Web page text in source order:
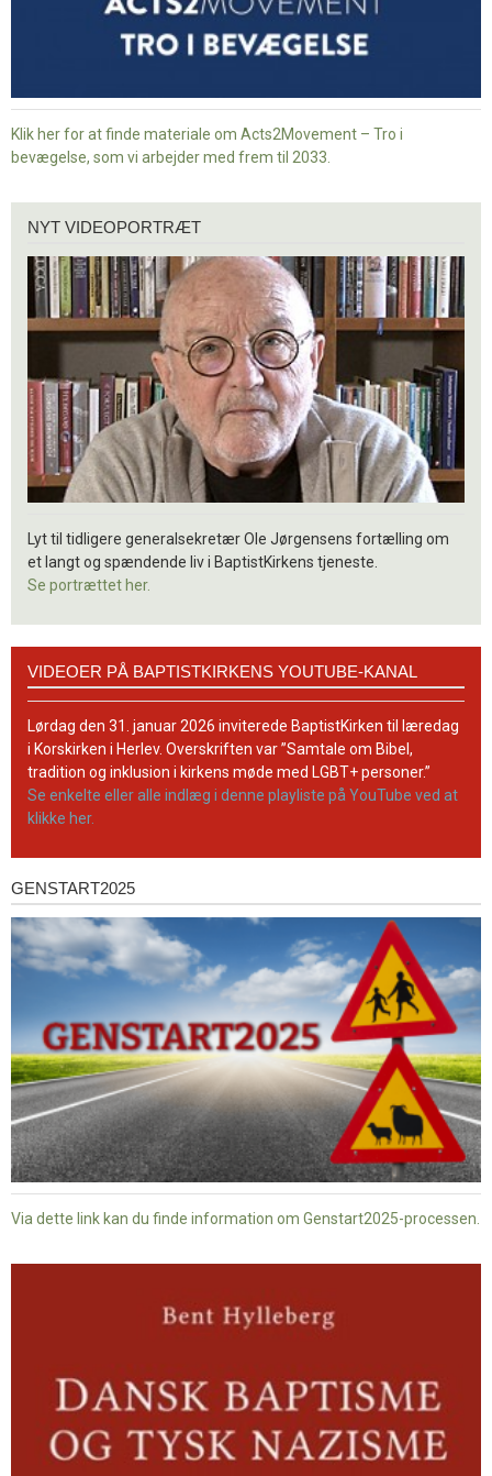
Klik her for at finde materiale om Acts2Movement – Tro i
bevægelse, som vi arbejder med frem til 2033.
videoportræt
NYT VIDEOPORTRÆT
Lyt til tidligere generalsekretær Ole Jørgensens fortælling om
et langt og spændende liv i BaptistKirkens tjeneste.
Se portrættet her.
BaptistKirkens
YouTube-
kanal
VIDEOER PÅ BAPTISTKIRKENS YOUTUBE-KANAL
Lørdag den 31. januar 2026 inviterede BaptistKirken til læredag
i Korskirken i Herlev. Overskriften var ”Samtale om Bibel,
tradition og inklusion i kirkens møde med LGBT+ personer.”
Se enkelte eller alle indlæg i denne playliste på YouTube ved at
klikke her.
Genstart2025
GENSTART2025
Via dette link kan du finde information om Genstart2025-processen.